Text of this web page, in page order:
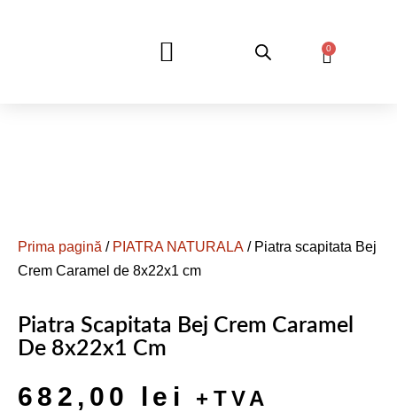
0
Prima pagină / PIATRA NATURALA / Piatra scapitata Bej
Crem Caramel de 8x22x1 cm
Piatra Scapitata Bej Crem Caramel
De 8x22x1 Cm
682,00 lei +TVA